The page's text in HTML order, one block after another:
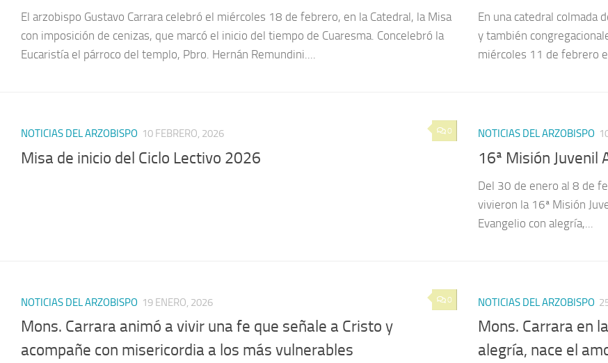
El arzobispo Gustavo Carrara celebró el miércoles 18 de febrero, en la Catedral, la Misa
con imposición de cenizas, que marcó el inicio del tiempo de Cuaresma. Concelebró la
Eucaristía el párroco del templo, Pbro. Hernán Remundini....
En una catedral colmada
y también
miércoles 11 de febrero
0
NOTICIAS DEL ARZOBISPO 10 FEBRERO, 2026
Misa de inicio del Ciclo Lectivo 2026
NOTICIAS DEL ARZOBISPO
16ª Misión
Del 30 de enero al 8 de
vivieron la 16ª Misión
Evangelio con alegría,...
0
NOTICIAS DEL ARZOBISPO 19 ENERO, 2026
Mons. Carrara animó a vivir una fe que señale a Cristo y
acompañe con misericordia a los más vulnerables
NOTICIAS DEL ARZOBISPO
Mons. Carrara en
alegría, nace el